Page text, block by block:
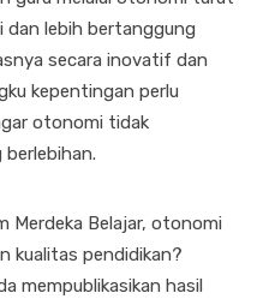
dan lebih bertanggung
secara inovatif dan
kepentingan perlu
otonomi tidak
berlebihan.
Merdeka Belajar, otonomi
kualitas pendidikan?
mempublikasikan hasil